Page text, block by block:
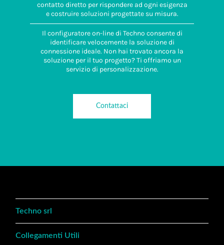
contatto diretto per rispondere ad ogni esigenza
e costruire soluzioni progettate su misura.
Il configuratore on-line di Techno consente di
identificare velocemente la soluzione di
connessione ideale. Non hai trovato ancora la
soluzione per il tuo progetto? Ti offriamo un
servizio di personalizzazione.
Contattaci
Techno srl
Collegamenti Utili